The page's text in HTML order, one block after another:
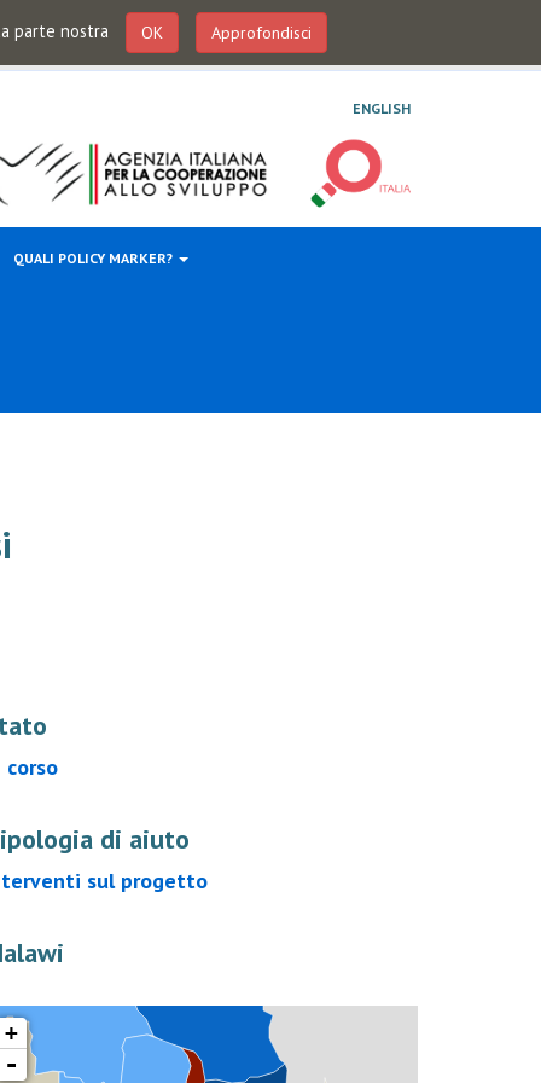
parte nostra OK Approfondisci
ENGLISH
QUALI POLICY MARKER?
corso
di aiuto
sul progetto
+
-